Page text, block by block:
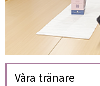
Våra tränare